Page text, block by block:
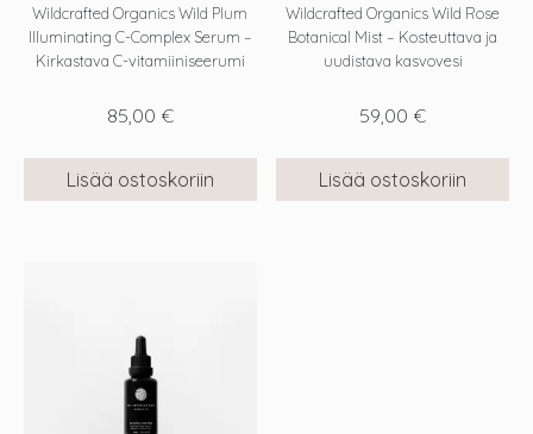
Wildcrafted Organics Wild Plum
Illuminating C-Complex Serum –
Kirkastava C-vitamiiniseerumi
85,00 €
Lisää ostoskoriin
Wildcrafted Organics Wild Rose
Botanical Mist – Kosteuttava ja
uudistava kasvovesi
59,00 €
Lisää ostoskoriin